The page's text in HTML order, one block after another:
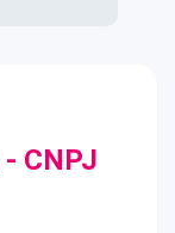
- CNPJ